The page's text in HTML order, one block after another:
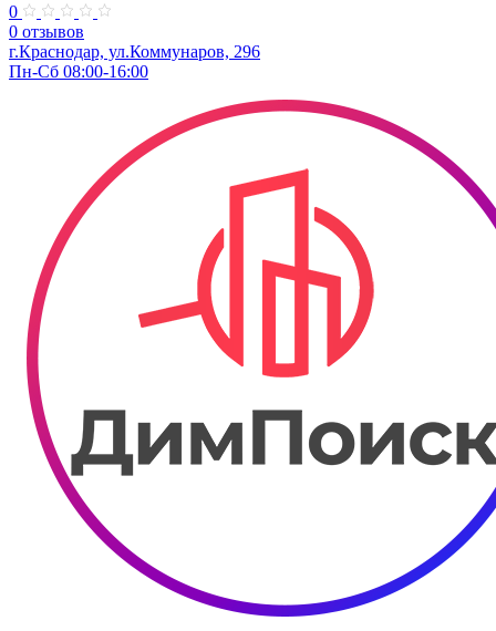
0
0 отзывов
г.Краснодар, ул.Коммунаров, 296
Пн-Сб 08:00-16:00